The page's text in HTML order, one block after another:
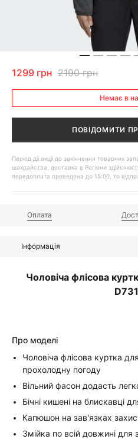
1299 грн 2190 грн
Немає в
ПОВІДОМИТИ
Період дії акції до закінчення товарних
шахрайства, доставка в Регіони
передоплата проведена до 15:00, то
Оплата
Інформація
Чоловіча флісова
Про моделі
Чоловіча флісова куртка
прохолодну погоду
Вільний фасон додасть
Бічні кишені на блискавці
Капюшон на зав'язках
Змійка по всій довжині для